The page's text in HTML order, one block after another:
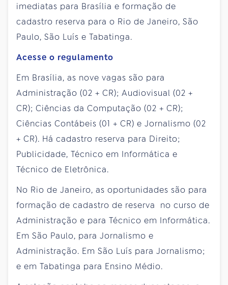
imediatas para Brasília e formação de
cadastro reserva para o Rio de Janeiro, São
Paulo, São Luís e Tabatinga.
Acesse o regulamento
Em Brasília, as nove vagas são para
Administração (02 + CR); Audiovisual (02 +
CR); Ciências da Computação (02 + CR);
Ciências Contábeis (01 + CR) e Jornalismo (02
+ CR). Há cadastro reserva para Direito;
Publicidade, Técnico em Informática e
Técnico de Eletrônica.
No Rio de Janeiro, as oportunidades são para
formação de cadastro de reserva no curso de
Administração e para Técnico em Informática.
Em São Paulo, para Jornalismo e
Administração. Em São Luís para Jornalismo;
e em Tabatinga para Ensino Médio.